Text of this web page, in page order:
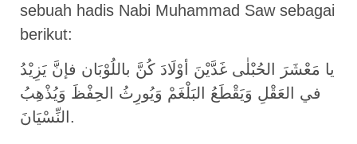
sebuah hadis Nabi Muhammad Saw sebagai
berikut:
يا مَعْشَرَ الحُبْلٰى غَدَّيْنَ أوْلَادَ كُنَّ باللُوْبَان فإنَّ يَزِيْدُ
في العَقْلِ وَيَقْطَعُ البَلْغَمْ وَيُورِثُ الحِفْظَ وَيُذْهِبُ
النِّسْيَانَ.